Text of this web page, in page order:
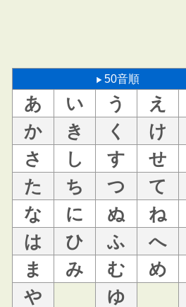
50音順
あ い う え
か
き く け
さ
し す せ
た
ち つ て
な
に ぬ ね
は
ひ ふ へ
ま
み む め
や
ゆ